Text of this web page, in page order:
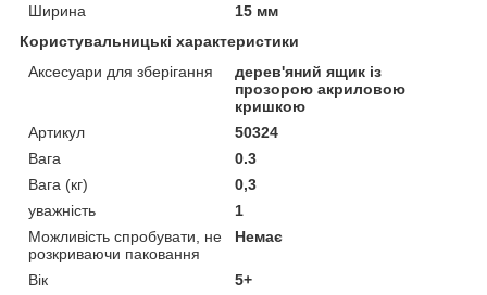
Ширина
15 мм
Користувальницькі характеристики
Аксесуари для зберігання
дерев'яний ящик із
прозорою акриловою
кришкою
Артикул
50324
Вага
0.3
Вага (кг)
0,3
уважність
1
Можливість спробувати, не
розкриваючи паковання
Немає
Вік
5+